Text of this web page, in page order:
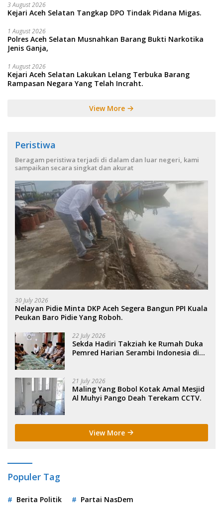
3 August 2026
Kejari Aceh Selatan Tangkap DPO Tindak Pidana Migas.
1 August 2026
Polres Aceh Selatan Musnahkan Barang Bukti Narkotika
Jenis Ganja,
1 August 2026
Kejari Aceh Selatan Lakukan Lelang Terbuka Barang
Rampasan Negara Yang Telah Incraht.
View More
Peristiwa
Beragam peristiwa terjadi di dalam dan luar negeri, kami
sampaikan secara singkat dan akurat
30 July 2026
Nelayan Pidie Minta DKP Aceh Segera Bangun PPI Kuala
Peukan Baro Pidie Yang Roboh.
22 July 2026
Sekda Hadiri Takziah ke Rumah Duka
Pemred Harian Serambi Indonesia di
21 July 2026
Maling Yang Bobol Kotak Amal Mesjid
Al Muhyi Pango Deah Terekam CCTV.
View More
Populer Tag
Berita Politik Partai NasDem